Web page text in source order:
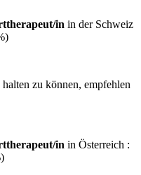
in in der Schweiz
)
zu können, empfehlen
in in Österreich :
)